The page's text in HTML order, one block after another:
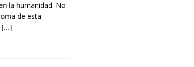
la humanidad. No
de esta
[…]